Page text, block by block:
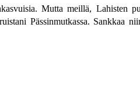
Mutta meillä, Lahisten
Pässinmutkassa. Sankkaa